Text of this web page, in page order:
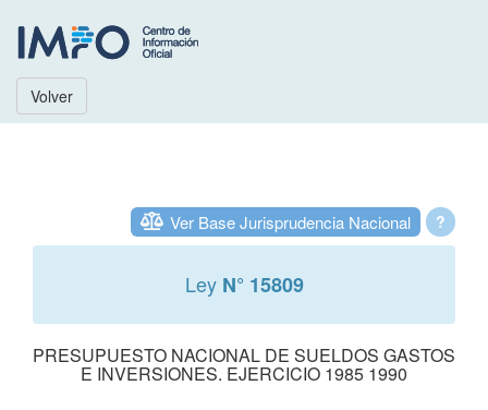
Volver
?
Ver Base Jurisprudencia Nacional
Ley N° 15809
PRESUPUESTO NACIONAL DE SUELDOS GASTOS
E INVERSIONES. EJERCICIO 1985 1990